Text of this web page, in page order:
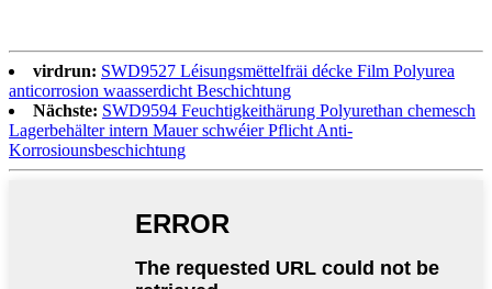
virdrun: SWD9527 Léisungsmëttelfräi décke Film Polyurea
anticorrosion waasserdicht Beschichtung
Nächste: SWD9594 Feuchtigkeithärung Polyurethan chemesch
Lagerbehälter intern Mauer schwéier Pflicht Anti-
Korrosiounsbeschichtung